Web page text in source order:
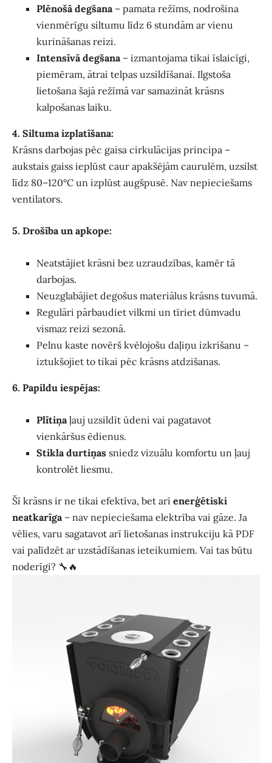
Plēnošā degšana – pamata režīms, nodrošina
vienmērīgu siltumu līdz 6 stundām ar vienu
kurināšanas reizi.
Intensīvā degšana – izmantojama tikai īslaicīgi,
piemēram, ātrai telpas uzsildīšanai. Ilgstoša
lietošana šajā režīmā var samazināt krāsns
kalpošanas laiku.
4. Siltuma izplatīšana:
Krāsns darbojas pēc gaisa cirkulācijas principa –
aukstais gaiss ieplūst caur apakšējām caurulēm, uzsilst
līdz 80–120°C un izplūst augšpusē. Nav nepieciešams
ventilators.
5. Drošība un apkope:
Neatstājiet krāsni bez uzraudzības, kamēr tā
darbojas.
Neuzglabājiet degošus materiālus krāsns tuvumā.
Regulāri pārbaudiet vilkmi un tīriet dūmvadu
vismaz reizi sezonā.
Pelnu kaste novērš kvēlojošu daļiņu izkrišanu –
iztukšojiet to tikai pēc krāsns atdzišanas.
6. Papildu iespējas:
Plītiņa ļauj uzsildīt ūdeni vai pagatavot
vienkāršus ēdienus.
Stikla durtiņas sniedz vizuālu komfortu un ļauj
kontrolēt liesmu.
Šī krāsns ir ne tikai efektīva, bet arī enerģētiski
neatkarīga– nav nepieciešama elektrība vai gāze. Ja
vēlies, varu sagatavot arī lietošanas instrukciju kā PDF
vai palīdzēt ar uzstādīšanas ieteikumiem. Vai tas būtu
noderīgi? 🔧🔥